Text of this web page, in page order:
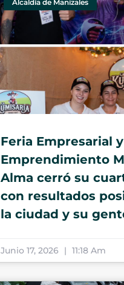
Alcaldía de Manizales
Feria Empresarial
Emprendimiento
Alma cerró su
con resultados
la ciudad y su
Junio 17, 2026 11:18 Am